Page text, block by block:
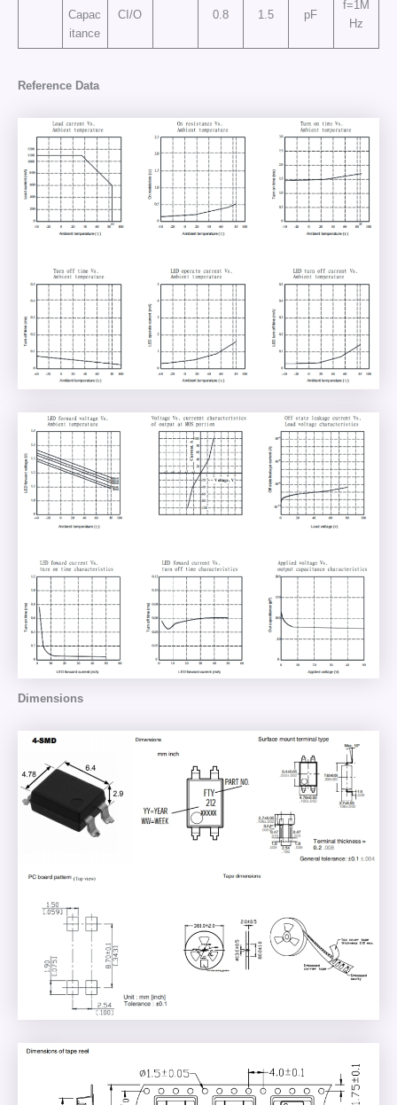
Capac
itance
CI/O 0.8 1.5 pF
f=1M
Hz
Reference Data
Dimensions